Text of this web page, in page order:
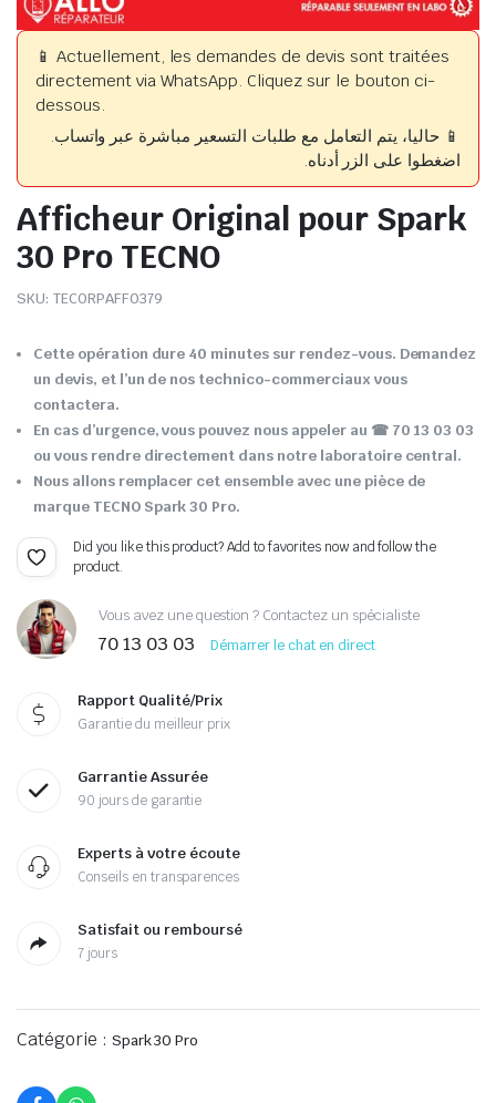
📱 Actuellement, les demandes de devis sont traitées
directement via WhatsApp. Cliquez sur le bouton ci-
dessous.
📱 حاليا، يتم التعامل مع طلبات التسعير مباشرة عبر واتساب.
اضغطوا على الزر أدناه.
Afficheur Original pour Spark
30 Pro TECNO
SKU: TECORPAFF0379
Cette opération dure 40 minutes sur rendez-vous. Demandez
un devis, et l’un de nos technico-commerciaux vous
contactera.
En cas d’urgence, vous pouvez nous appeler au ☎ 70 13 03 03
ou vous rendre directement dans notre laboratoire central.
Nous allons remplacer cet ensemble avec une pièce de
marque TECNO Spark 30 Pro.
Did you like this product? Add to favorites now and follow the
product.
Vous avez une question ? Contactez un spécialiste
70 13 03 03 Démarrer le chat en direct
Rapport Qualité/Prix
Garantie du meilleur prix
Garrantie Assurée
90 jours de garantie
Experts à votre écoute
Conseils en transparences
Satisfait ou remboursé
7 jours
Catégorie : Spark 30 Pro